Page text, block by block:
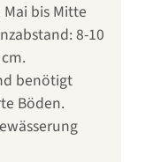
bis Mitte
8-10
benötigt
Böden.